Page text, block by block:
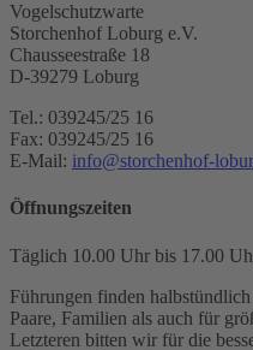
Vogelschutzwarte
Storchenhof Loburg e.V.
Chausseestraße 18
D-39279 Loburg
Tel.: 039245/25 16
Fax: 039245/25 16
E-Mail: info@storchenhof-
Öffnungszeiten
Täglich 10.00 Uhr bis 17.00
Führungen finden
Paare, Familien als auch für
Letzteren bitten wir für die